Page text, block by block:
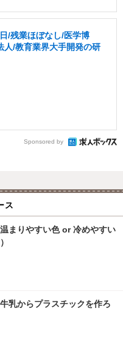
/残業ほぼなし/医学博
人/教育業界大手開発の研
Sponsored by
ス
温まりやすい色 or 冷めやすい
乳からプラスチックを作ろ